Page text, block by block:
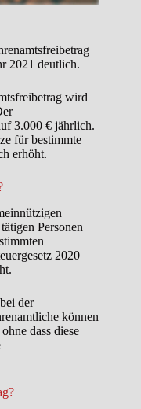
2021 deutlich.
wird
3.000 € jährlich.
für bestimmte
erhöht.
Personen
2020
der
können
dass diese